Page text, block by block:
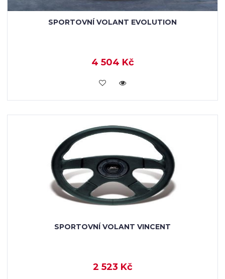
SPORTOVNÍ VOLANT EVOLUTION
4 504 Kč
KOUPIT
SPORTOVNÍ VOLANT VINCENT
2 523 Kč